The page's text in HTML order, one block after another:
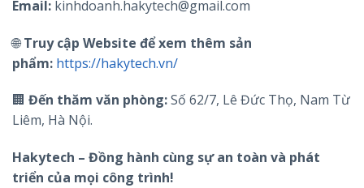
Email: kinhdoanh.hakytech@gmail.com
🌐Truy cập Website để xem thêm sản
phẩm: https://hakytech.vn/
🏢 Đến thăm văn phòng:Số 62/7, Lê Đức Thọ, Nam Từ
Liêm, Hà Nội.
Hakytech – Đồng hành cùng sự an toàn và phát
triển của mọi công trình!